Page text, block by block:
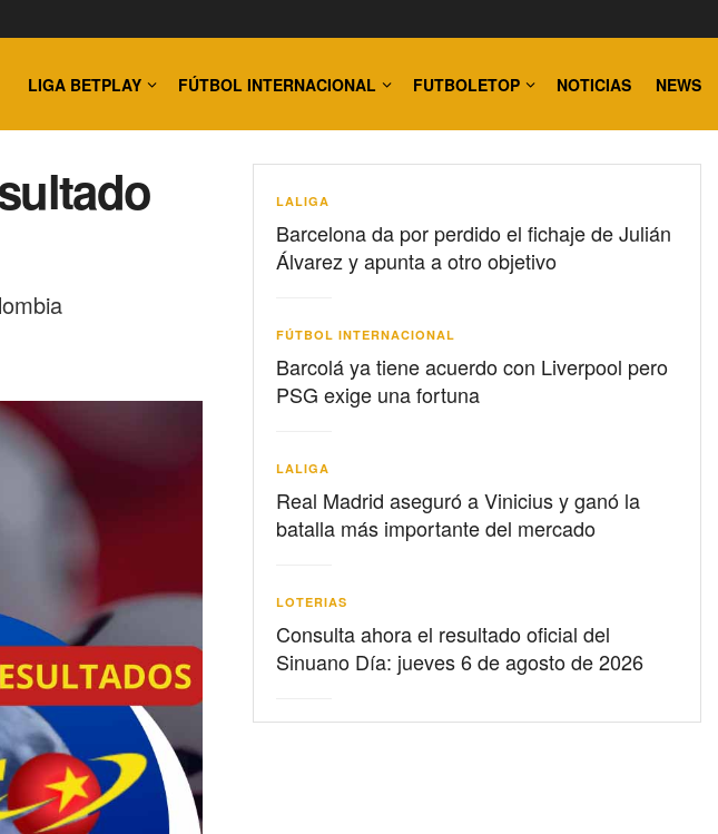
LIGA BETPLAY FÚTBOL INTERNACIONAL FUTBOLETOP NOTICIAS NEWS
LALIGA
Barcelona da por perdido el fichaje de Julián
Álvarez y apunta a otro objetivo
FÚTBOL INTERNACIONAL
Barcolá ya tiene acuerdo con Liverpool pero
PSG exige una fortuna
LALIGA
Real Madrid aseguró a Vinicius y ganó la
batalla más importante del mercado
LOTERIAS
Consulta ahora el resultado oficial del
Sinuano Día: jueves 6 de agosto de 2026